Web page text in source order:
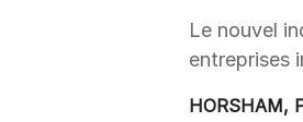
Le nouvel
entreprises
HORSHAM,